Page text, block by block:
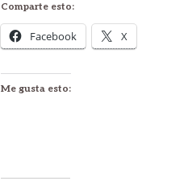
Comparte esto:
Facebook X
Me gusta esto: